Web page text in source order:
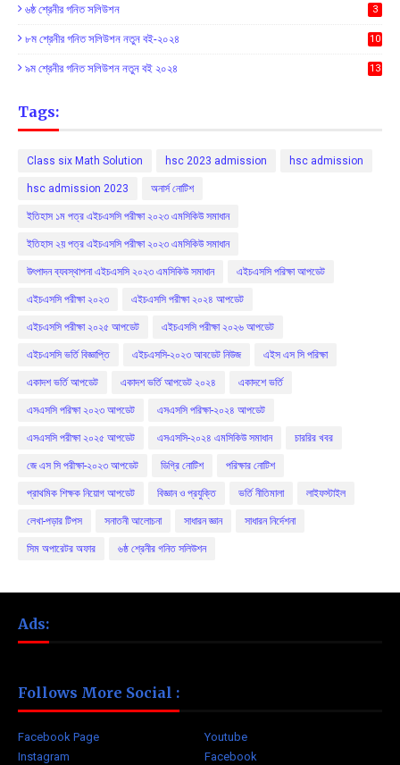
৬ষ্ঠ শ্রেনীর গনিত সলিউশন 3
৮ম শ্রেনীর গনিত সলিউশন নতুন বই-২০২৪ 10
৯ম শ্রেনীর গনিত সলিউশন নতুন বই ২০২৪ 13
Tags:
Class six Math Solution hsc 2023 admission hsc admission
hsc admission 2023 অনার্স নোটিশ
ইতিহাস ১ম পত্র এইচএসসি পরীক্ষা ২০২৩ এমসিকিউ সমাধান
ইতিহাস ২য় পত্র এইচএসসি পরীক্ষা ২০২৩ এমসিকিউ সমাধান
উৎপাদন ব্যবস্থাপনা এইচএসসি ২০২৩ এমসিকিউ সমাধান এইচএসসি পরিক্ষা আপডেট
এইচএসসি পরীক্ষা ২০২৩ এইচএসসি পরীক্ষা ২০২৪ আপডেট
এইচএসসি পরীক্ষা ২০২৫ আপডেট এইচএসসি পরীক্ষা ২০২৬ আপডেট
এইচএসসি ভর্তি বিজ্ঞাপ্তি এইচএসসি-২০২৩ আবডেট নিউজ এইস এস সি পরিক্ষা
একাদশ ভর্তি আপডেট একাদশ ভর্তি আপডেট ২০২৪ একাদশে ভর্তি
এসএসসি পরিক্ষা ২০২৩ আপডেট এসএসসি পরিক্ষা-২০২৪ আপডেট
এসএসসি পরীক্ষা ২০২৫ আপডেট এসএসসি-২০২৪ এমসিকিউ সমাধান চাররির খবর
জে এস সি পরীক্ষা-২০২৩ আপডেট ডিগ্রি নোটিশ পরিক্ষার নোটিশ
প্রাথমিক শিক্ষক নিয়োগ আপডেট বিজ্ঞান ও প্রযুক্তি ভর্তি নীতিমালা লাইফস্টাইল
লেখা-পড়ার টিপস সনাতনী আলোচনা সাধারন জ্ঞান সাধারন নির্দেশনা
সিম অপারেটর অফার ৬ষ্ঠ শ্রেনীর গনিত সলিউশন
Ads:
Follows More Social :
Facebook Page
Youtube
Instagram
Facebook